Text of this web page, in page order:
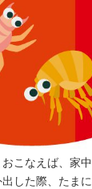
こなえば、家
した際、たま